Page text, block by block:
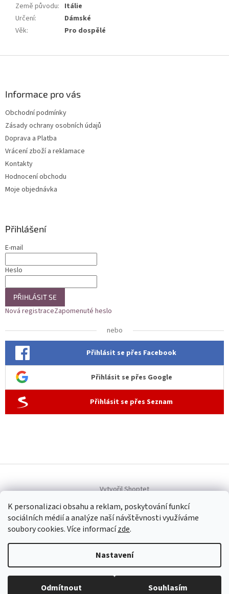
K personalizaci obsahu a reklam, poskytování funkcí
sociálních médií a analýze naší návštěvnosti využíváme
soubory cookies. Více informacízde.
Nastavení
Odmítnout Souhlasím
Země původu: Itálie
Určení:
Dámské
Věk: Pro dospělé
Informace pro vás
Obchodní podmínky
Zásady ochrany osobních údajů
Doprava a Platba
Vrácení zboží a reklamace
Kontakty
Hodnocení obchodu
Moje objednávka
Přihlášení
E-mail
Heslo
PŘIHLÁSIT SE
Nová registraceZapomenuté heslo
nebo
Přihlásit se přes Facebook
Přihlásit se přes Google
Přihlásit se přes Seznam
Vytvořil Shoptet
Copyright 2026 Allen dámská móda. Všechna práva vyhrazena.
Upravit nastavení cookies
(www.allenfashion.cz): Iveta Šubrtová, Sídlo: U Remízku 292,
251 62 Tehovec, IČO: 47036851, tel: +420 604 254 569, email: